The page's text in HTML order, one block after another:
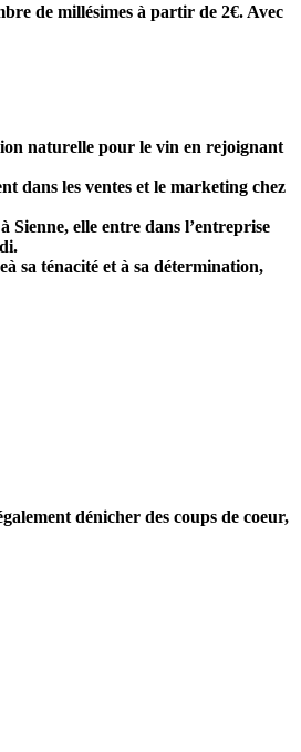
de millésimes à partir de 2€. Avec
naturelle pour le vin en rejoignant
dans les ventes et le marketing chez
Sienne, elle entre dans l’entreprise
sa ténacité et à sa détermination,
dénicher des coups de coeur,